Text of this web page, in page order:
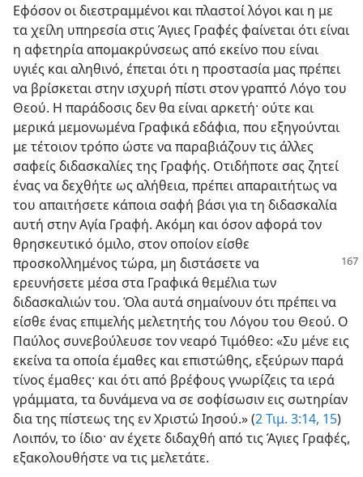
Εφόσον οι διεστραμμένοι και πλαστοί λόγοι και η με
τα χείλη υπηρεσία στις Άγιες Γραφές φαίνεται ότι είναι
η αφετηρία απομακρύνσεως από εκείνο που είναι
υγιές και αληθινό, έπεται ότι η προστασία μας πρέπει
να βρίσκεται στην ισχυρή πίστι στον γραπτό Λόγο του
Θεού. Η παράδοσις δεν θα είναι αρκετή· ούτε και
μερικά μεμονωμένα Γραφικά εδάφια, που εξηγούνται
με τέτοιον τρόπο ώστε να παραβιάζουν τις άλλες
σαφείς διδασκαλίες της Γραφής. Οτιδήποτε σας ζητεί
ένας να δεχθήτε ως αλήθεια, πρέπει απαραιτήτως να
του απαιτήσετε κάποια σαφή βάσι για τη διδασκαλία
αυτή στην Αγία Γραφή. Ακόμη και όσον αφορά τον
θρησκευτικό όμιλο, στον οποίον είσθε
προσκολλημένος τώρα, μη διστάσετε να
ερευνήσετε μέσα στα Γραφικά θεμέλια των
διδασκαλιών του. Όλα αυτά σημαίνουν ότι πρέπει να
είσθε ένας επιμελής μελετητής του Λόγου του Θεού. Ο
Παύλος συνεβούλευσε τον νεαρό Τιμόθεο: «Συ μένε εις
εκείνα τα οποία έμαθες και επιστώθης, εξεύρων παρά
τίνος έμαθες· και ότι από βρέφους γνωρίζεις τα ιερά
γράμματα, τα δυνάμενα να σε σοφίσωσιν εις σωτηρίαν
δια της πίστεως της εν Χριστώ Ιησού.» (2 Τιμ. 3:14, 15)
Λοιπόν, το ίδιο· αν έχετε διδαχθή από τις Άγιες Γραφές,
εξακολουθήστε να τις μελετάτε.